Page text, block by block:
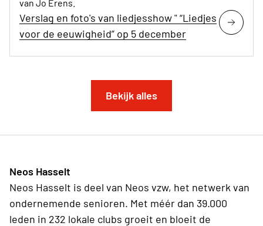
van Jo Erens.
Verslag en foto's van liedjesshow " “Liedjes
voor de eeuwigheid” op 5 december
Bekijk alles
Neos Hasselt
Neos Hasselt is deel van Neos vzw, het netwerk van
ondernemende senioren. Met méér dan 39.000
leden in 232 lokale clubs groeit en bloeit de